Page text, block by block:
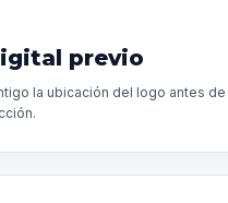
previo
la ubicación del logo antes de